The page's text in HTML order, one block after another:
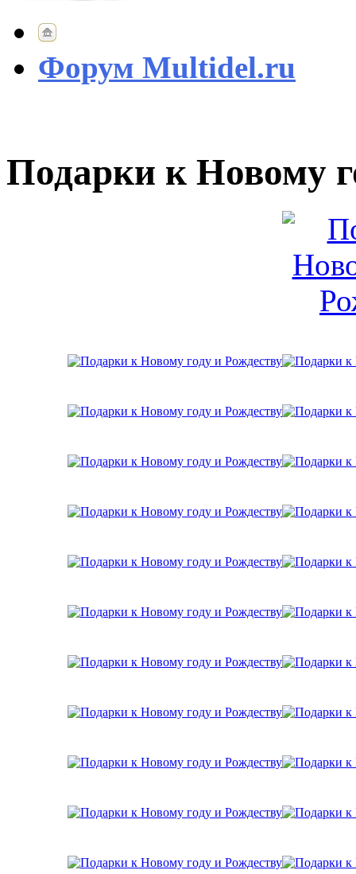
Форум Multidel.ru
Подарки к Новому